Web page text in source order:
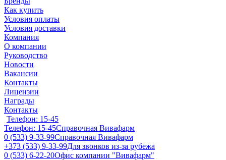
Как купить
Условия оплаты
Условия доставки
Компания
О компании
Руководство
Новости
Вакансии
Контакты
Лицензии
Награды
Контакты
Телефон: 15-45
Телефон: 15-45Справочная Вивафарм
0 (533) 9-33-99Справочная Вивафарм
+373 (533) 9-33-99Для звонков из-за рубежа
0 (533) 6-22-20Офис компании "Вивафарм"